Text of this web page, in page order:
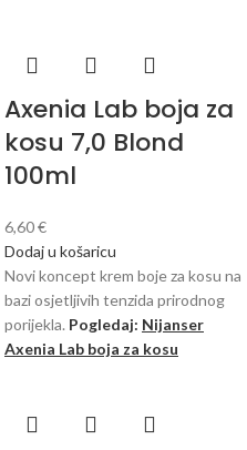
Axenia Lab boja za
kosu 7,0 Blond
100ml
6,60€
Dodaj u košaricu
Novi koncept krem ​​boje za kosu na
bazi osjetljivih tenzida prirodnog
porijekla. Pogledaj: Nijanser
Axenia Lab boja za kosu